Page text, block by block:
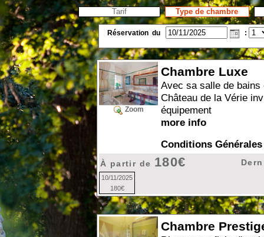
Tarif Type de chambre
Réservation du :
Zoom
Chambre Luxe
Avec sa salle de bains
Château de la Vérie
équipement
more info
Conditions Générales
À partir de 180€
10/11/2025
180€
Chambre